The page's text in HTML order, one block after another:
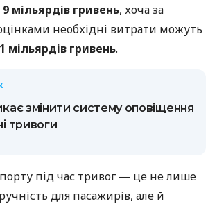
мільярдів гривень, хоча за
необхідні витрати можуть
мільярдів гривень.
змінити систему оповіщення
тривоги
під час тривог — це не лише
для пасажирів, але й